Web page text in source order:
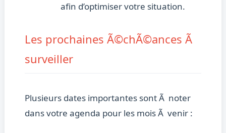
afin d’optimiser votre situation.
Les prochaines Ã©chÃ©ances Ã
surveiller
Plusieurs dates importantes sont Ã noter
dans votre agenda pour les mois Ã venir :